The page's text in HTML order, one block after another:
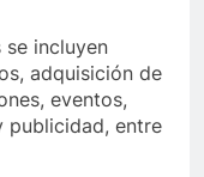
se incluyen
adquisición de
eventos,
publicidad, entre